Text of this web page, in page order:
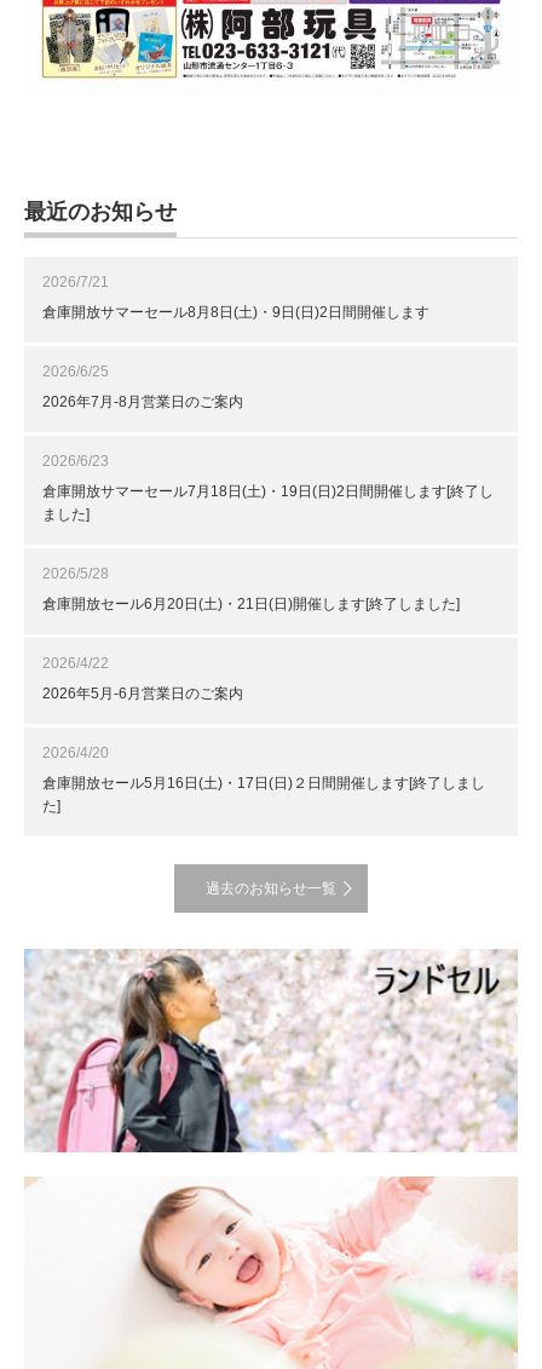
最近のお知らせ
2026/7/21
倉庫開放サマーセール8月8日(土)・9日(日)2日間開催します
2026/6/25
2026年7月-8月営業日のご案内
2026/6/23
倉庫開放サマーセール7月18日(土)・19日(日)2日間開催します[終了し
ました]
2026/5/28
倉庫開放セール6月20日(土)・21日(日)開催します[終了しました]
2026/4/22
2026年5月-6月営業日のご案内
2026/4/20
倉庫開放セール5月16日(土)・17日(日)２日間開催します[終了しまし
た]
過去のお知らせ一覧